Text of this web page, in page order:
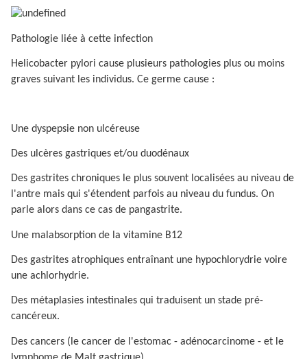
Pathologie liée à cette infection
Helicobacter pylori cause plusieurs pathologies plus ou moins
graves suivant les individus. Ce germe cause :
Une dyspepsie non ulcéreuse
Des ulcères gastriques et/ou duodénaux
Des gastrites chroniques le plus souvent localisées au niveau de
l'antre mais qui s'étendent parfois au niveau du fundus. On
parle alors dans ce cas de pangastrite.
Une malabsorption de la vitamine B12
Des gastrites atrophiques entraînant une hypochlorydrie voire
une achlorhydrie.
Des métaplasies intestinales qui traduisent un stade pré-
cancéreux.
Des cancers (le cancer de l'estomac - adénocarcinome - et le